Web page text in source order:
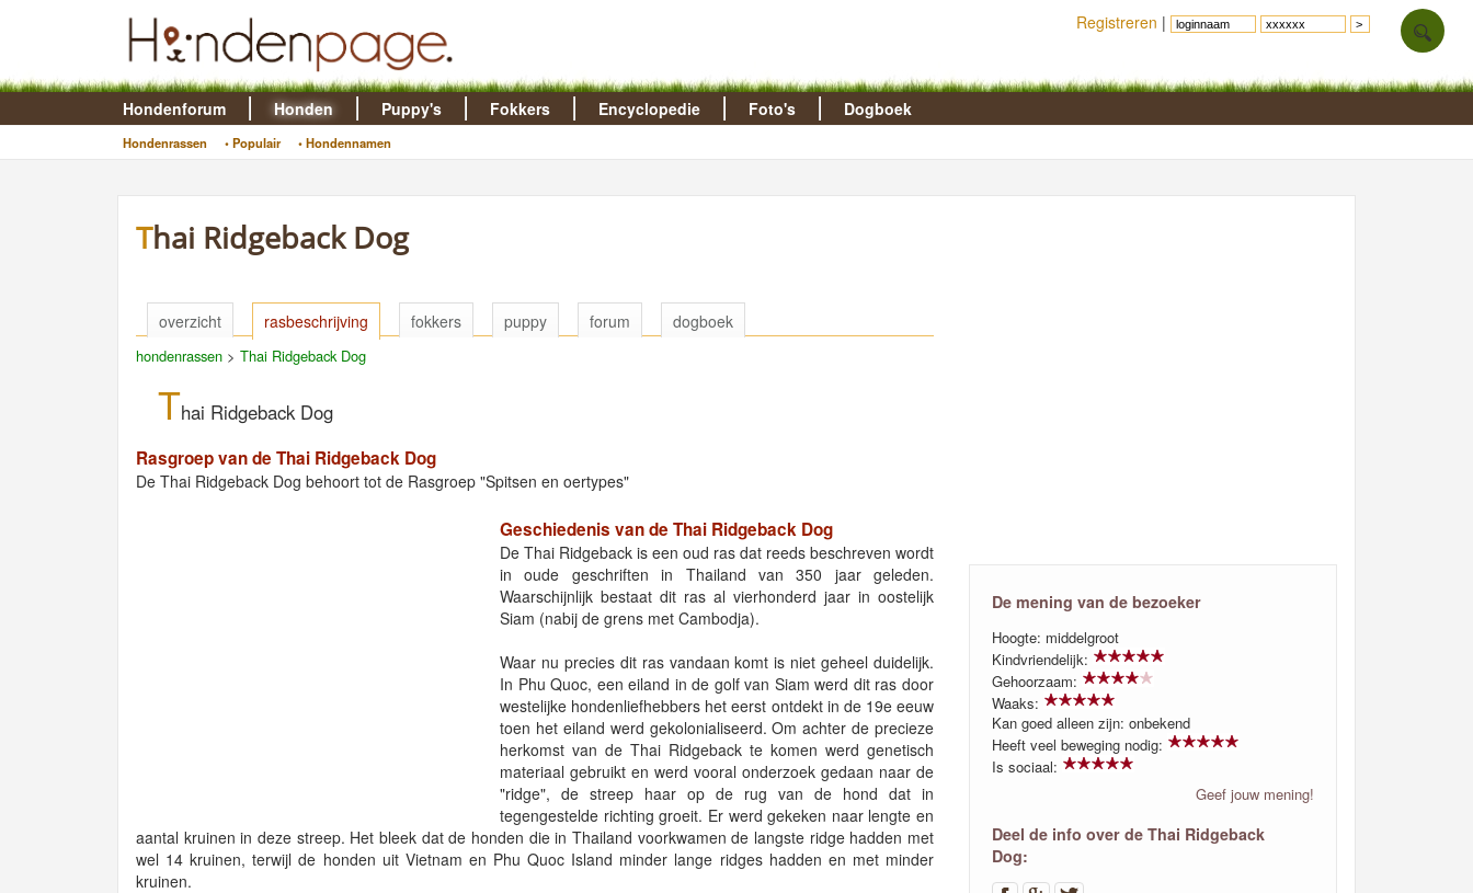
Hondenforum Honden
Hondenrassen • Populair • Hondennamen
Puppy's Fokkers Encyclopedie Foto's Dogboek
Thai Ridgeback Dog
overzicht rasbeschrijving fokkers puppy forum dogboek
hondenrassen > Thai Ridgeback Dog
Thai Ridgeback Dog
Rasgroep van de Thai Ridgeback Dog
De Thai Ridgeback Dog behoort tot de Rasgroep "Spitsen en oertypes"
Geschiedenis van de Thai Ridgeback Dog
De Thai Ridgeback is een oud ras dat reeds beschreven wordt
in oude geschriften in Thailand van 350 jaar geleden.
Waarschijnlijk bestaat dit ras al vierhonderd jaar in oostelijk
Siam (nabij de grens met Cambodja).
Waar nu precies dit ras vandaan komt is niet geheel duidelijk.
In Phu Quoc, een eiland in de golf van Siam werd dit ras door
westelijke hondenliefhebbers het eerst ontdekt in de 19e eeuw
toen het eiland werd gekolonialiseerd. Om achter de precieze
herkomst van de Thai Ridgeback te komen werd genetisch
materiaal gebruikt en werd vooral onderzoek gedaan naar de
"ridge", de streep haar op de rug van de hond dat in
tegengestelde richting groeit. Er werd gekeken naar lengte en
aantal kruinen in deze streep. Het bleek dat de honden die in Thailand voorkwamen de langste ridge hadden met
wel 14 kruinen, terwijl de honden uit Vietnam en Phu Quoc Island minder lange ridges hadden en met minder
kruinen.
De mening van de bezoeker
Hoogte: middelgroot
Kindvriendelijk:
Gehoorzaam:
Waaks:
Kan goed alleen zijn: onbekend
Heeft veel beweging nodig:
Is sociaal:
Geef jouw mening!
Deel de info over de Thai Ridgeback
Dog:
Registreren |